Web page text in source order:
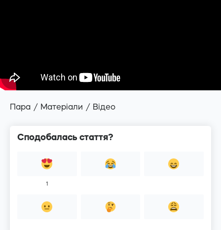
Пара Матеріали Відео
Сподобалась стаття?
1